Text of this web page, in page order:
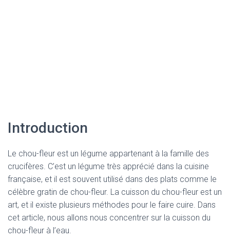
Introduction
Le chou-fleur est un légume appartenant à la famille des
crucifères. C’est un légume très apprécié dans la cuisine
française, et il est souvent utilisé dans des plats comme le
célèbre gratin de chou-fleur. La cuisson du chou-fleur est un
art, et il existe plusieurs méthodes pour le faire cuire. Dans
cet article, nous allons nous concentrer sur la cuisson du
chou-fleur à l’eau.